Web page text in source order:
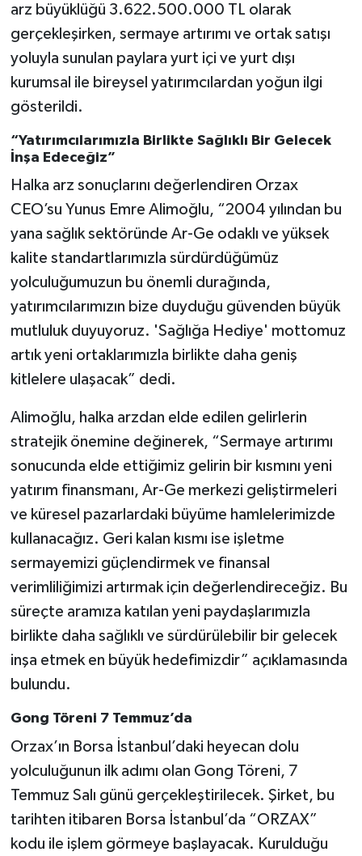
arz büyüklüğü 3.622.500.000 TL olarak
gerçekleşirken, sermaye artırımı ve ortak satışı
yoluyla sunulan paylara yurt içi ve yurt dışı
kurumsal ile bireysel yatırımcılardan yoğun ilgi
gösterildi.
“Yatırımcılarımızla Birlikte Sağlıklı Bir Gelecek
İnşa Edeceğiz”
Halka arz sonuçlarını değerlendiren Orzax
CEO’su Yunus Emre Alimoğlu, “2004 yılından bu
yana sağlık sektöründe Ar-Ge odaklı ve yüksek
kalite standartlarımızla sürdürdüğümüz
yolculuğumuzun bu önemli durağında,
yatırımcılarımızın bize duyduğu güvenden büyük
mutluluk duyuyoruz. 'Sağlığa Hediye' mottomuz
artık yeni ortaklarımızla birlikte daha geniş
kitlelere ulaşacak” dedi.
Alimoğlu, halka arzdan elde edilen gelirlerin
stratejik önemine değinerek, “Sermaye artırımı
sonucunda elde ettiğimiz gelirin bir kısmını yeni
yatırım finansmanı, Ar-Ge merkezi geliştirmeleri
ve küresel pazarlardaki büyüme hamlelerimizde
kullanacağız. Geri kalan kısmı ise işletme
sermayemizi güçlendirmek ve finansal
verimliliğimizi artırmak için değerlendireceğiz. Bu
süreçte aramıza katılan yeni paydaşlarımızla
birlikte daha sağlıklı ve sürdürülebilir bir gelecek
inşa etmek en büyük hedefimizdir” açıklamasında
bulundu.
Gong Töreni 7 Temmuz’da
Orzax’ın Borsa İstanbul’daki heyecan dolu
yolculuğunun ilk adımı olan Gong Töreni, 7
Temmuz Salı günü gerçekleştirilecek. Şirket, bu
tarihten itibaren Borsa İstanbul’da “ORZAX”
kodu ile işlem görmeye başlayacak. Kurulduğu